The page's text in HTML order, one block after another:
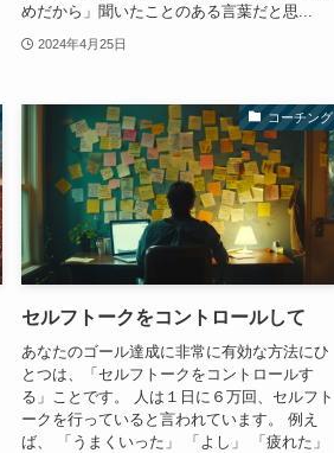
めだから」聞いたことのある言葉だと思...
2024年4月25日
コーチング
セルフトークをコントロールして
あなたのゴール達成に非常に有効な方法にひ
とつは、「セルフトークをコントロールす
る」ことです。 人は１日に６万回、セルフト
ークを行っていると言われています。 例え
ば、 「うまくいった」 「よし」 「疲れた」